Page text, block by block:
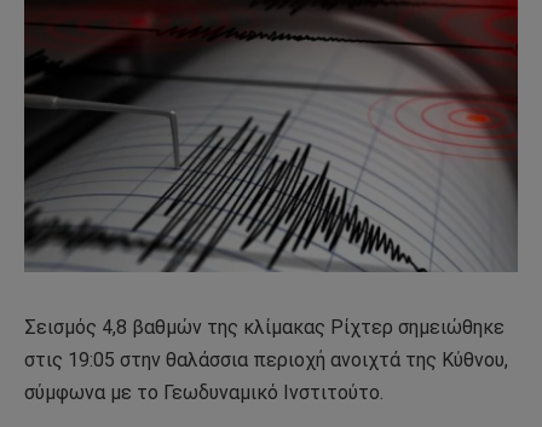
Σεισμός 4,8 βαθμών της κλίμακας Ρίχτερ σημειώθηκε
στις 19:05 στην θαλάσσια περιοχή ανοιχτά της Κύθνου,
σύμφωνα με το Γεωδυναμικό Ινστιτούτο.